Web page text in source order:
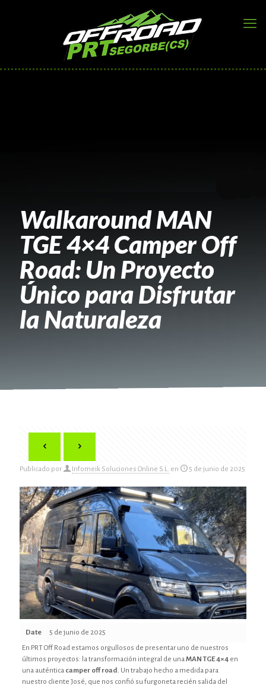
Walkaround MAN
TGE 4×4 Camper Off
Road: Un Proyecto
Único para Disfrutar
la Naturaleza
Publicado por Infomeik Soluciones Online S.L. en 5 de junio de 2025
Date
5 de junio de 2025
En PRT Off Road estamos orgullosos de presentar uno de nuestros
últimos proyectos: la transformación integral de una MAN TGE 4×4en
una auténtica camper off road . Un trabajo hecho a medida para
nuestro cliente José, que nos confió su furgoneta recién salida del